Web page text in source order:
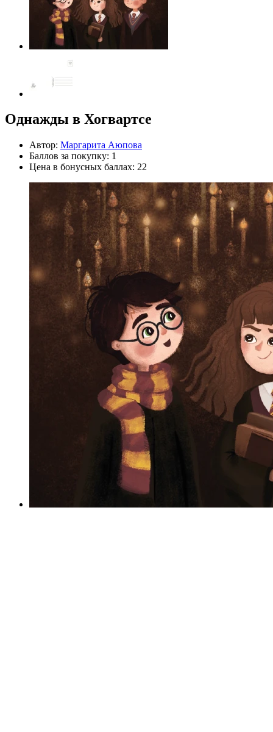
Однажды в Хогвартсе
Автор: Маргарита Аюпова
Баллов за покупку: 1
Цена в бонусных баллах: 22